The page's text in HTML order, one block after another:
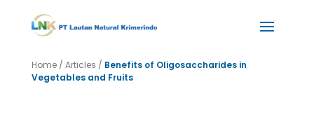
Home/ Articles / Benefits of Oligosaccharides in
Vegetables and Fruits